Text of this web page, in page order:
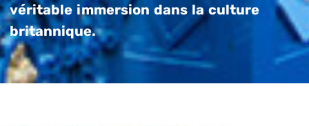
véritable immersion dans la culture
britannique.